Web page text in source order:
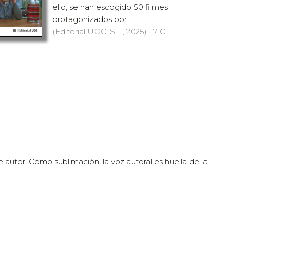
ello, se han escogido 50 filmes
protagonizados por...
(Editorial UOC, S.L., 2025) · 7 €
Como sublimación, la voz autoral es huella de la